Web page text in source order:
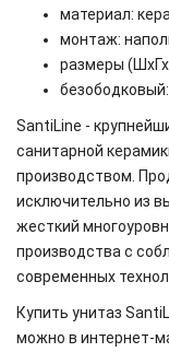
материал:
монтаж:
размеры
SantiLine -
санитарной
производством.
исключительно из
жесткий
производства с
современных
Купить унитаз
можно в интернет-